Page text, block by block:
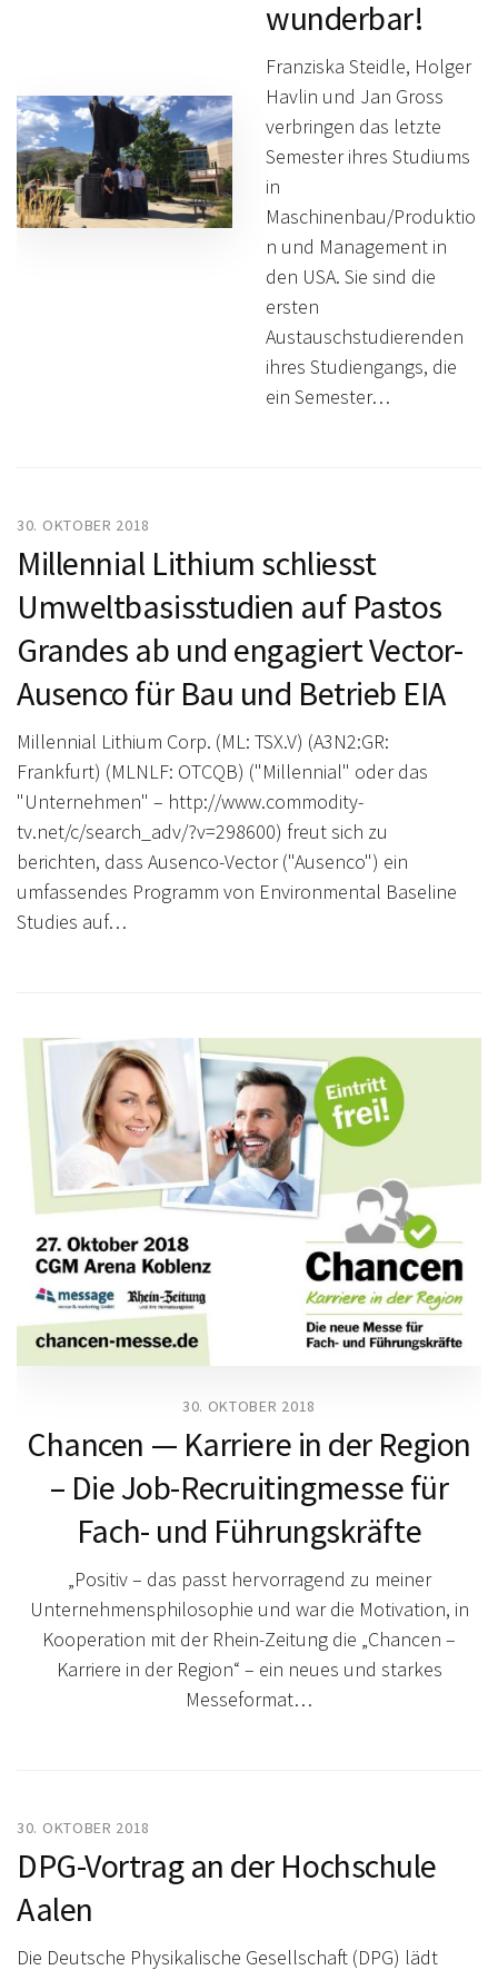
wunderbar!
Franziska Steidle, Holger
Havlin und Jan Gross
verbringen das letzte
Semester ihres Studiums
in
Maschinenbau/Produktio
n und Management in
den USA. Sie sind die
ersten
Austauschstudierenden
ihres Studiengangs, die
ein Semester…
30. OKTOBER 2018
Millennial Lithium schliesst
Umweltbasisstudien auf Pastos
Grandes ab und engagiert Vector-
Ausenco für Bau und Betrieb EIA
Millennial Lithium Corp. (ML: TSX.V) (A3N2:GR:
Frankfurt) (MLNLF: OTCQB) ("Millennial" oder das
"Unternehmen" – http://www.commodity-
tv.net/c/search_adv/?v=298600) freut sich zu
berichten, dass Ausenco-Vector ("Ausenco") ein
umfassendes Programm von Environmental Baseline
Studies auf…
30. OKTOBER 2018
Chancen — Karriere in der Region
– Die Job-Recruitingmesse für
Fach- und Führungskräfte
„Positiv – das passt hervorragend zu meiner
Unternehmensphilosophie und war die Motivation, in
Kooperation mit der Rhein-Zeitung die „Chancen –
Karriere in der Region“ – ein neues und starkes
Messeformat…
30. OKTOBER 2018
DPG-Vortrag an der Hochschule
Aalen
Die Deutsche Physikalische Gesellschaft (DPG) lädt